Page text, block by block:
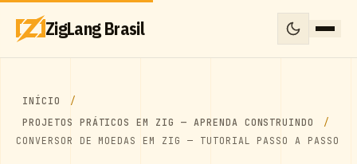
ZigLang Brasil
INÍCIO
PROJETOS PRÁTICOS EM ZIG — APRENDA CONSTRUINDO
CONVERSOR DE MOEDAS EM ZIG — TUTORIAL PASSO A PASSO